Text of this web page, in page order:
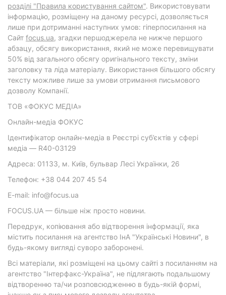
розділі "Правила користування сайтом". Використовувати
інформацію, розміщену на даному ресурсі, дозволяється
лише при дотриманні наступних умов: гіперпосилання на
Cайт focus.ua, згадки першоджерела не нижче першого
абзацу, обсягу використання, який не може перевищувати
50% від загального обсягу оригінального тексту, зміни
заголовку та ліда матеріалу. Використання більшого обсягу
тексту можливе лише за умови отримання письмового
дозволу Компанії.
ТОВ «ФОКУС МЕДІА»
Онлайн-медіа ФОКУС
Ідентифікатор онлайн-медіа в Реєстрі суб’єктів у сфері
медіа — R40-03129
Адреса: 01133, м. Київ, бульвар Лесі Українки, 26
Телефон: +38 044 207 45 54
E-mail: info@focus.ua
FOCUS.UA — більше ніж просто новини.
Передрук, копіювання або відтворення інформації, яка
містить посилання на агентство ІнА "Українські Новини", в
будь-якому вигляді суворо заборонені.
Всі матеріали, які розміщені на цьому сайті з посиланням на
агентство "Інтерфакс-Україна", не підлягають подальшому
відтворенню та/чи розповсюдженню в будь-якій формі,